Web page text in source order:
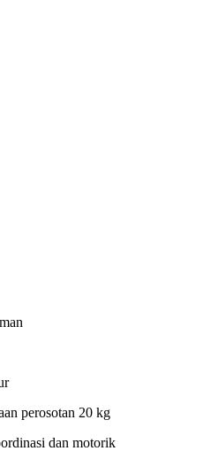
perosotan 20 kg
dan motorik